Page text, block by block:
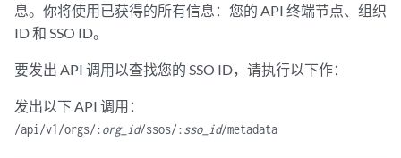
息。你将使用已获得的所有信息：您的 API 终端节点、组织
ID 和 SSO ID。
要发出 API 调用以查找您的 SSO ID，请执行以下作：
发出以下 API 调用：
/api/v1/orgs/:org_id/ssos/:sso_id/metadata